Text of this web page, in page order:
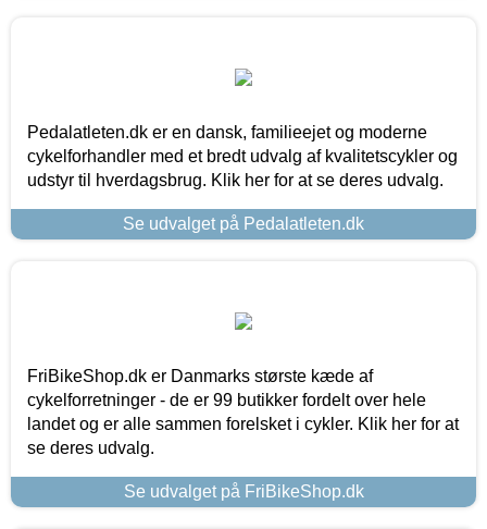
Pedalatleten.dk er en dansk, familieejet og moderne
cykelforhandler med et bredt udvalg af kvalitetscykler og
udstyr til hverdagsbrug. Klik her for at se deres udvalg.
Se udvalget på Pedalatleten.dk
FriBikeShop.dk er Danmarks største kæde af
cykelforretninger - de er 99 butikker fordelt over hele
landet og er alle sammen forelsket i cykler. Klik her for at
se deres udvalg.
Se udvalget på FriBikeShop.dk